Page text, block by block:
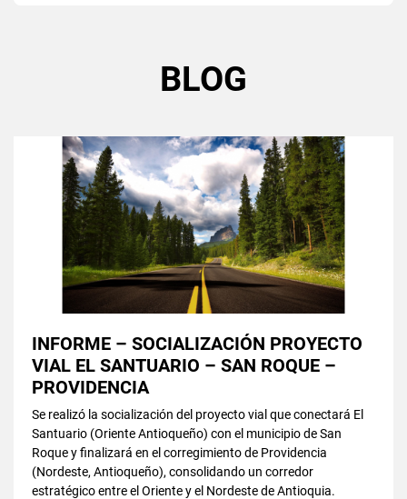
BLOG
INFORME – SOCIALIZACIÓN PROYECTO
VIAL EL SANTUARIO – SAN ROQUE –
PROVIDENCIA
Se realizó la socialización del proyecto vial que conectará El
Santuario (Oriente Antioqueño) con el municipio de San
Roque y finalizará en el corregimiento de Providencia
(Nordeste, Antioqueño), consolidando un corredor
estratégico entre el Oriente y el Nordeste de Antioquia.